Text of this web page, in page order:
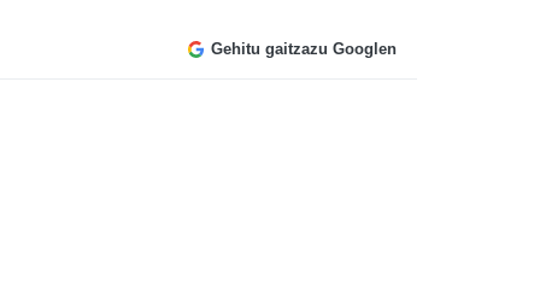
Gehitu gaitzazu Googlen